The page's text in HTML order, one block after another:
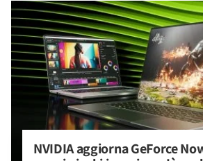
NVIDIA aggiorna GeForce